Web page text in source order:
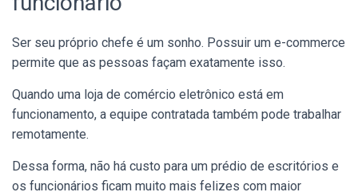
Ser seu próprio chefe é um sonho. Possuir um e-commerce
permite que as pessoas façam exatamente isso.
Quando uma loja de comércio eletrônico está em
funcionamento, a equipe contratada também pode trabalhar
remotamente.
Dessa forma, não há custo para um prédio de escritórios e
os funcionários ficam muito mais felizes com maior